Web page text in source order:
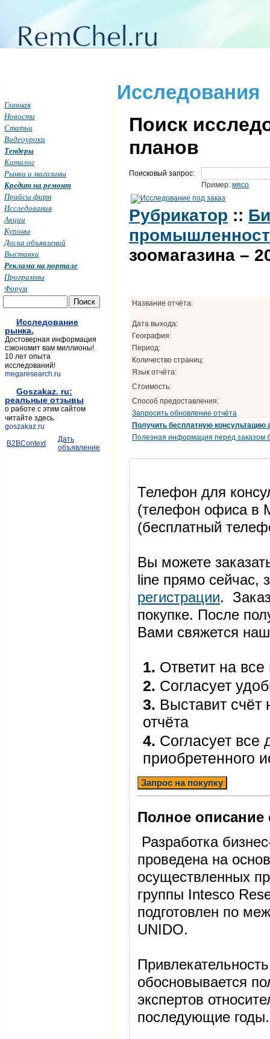
Исследования
Поиск
планов
Поисковый запрос:
Пример: мясо
Рубрикатор ::
зоомагазина –
Название отчёта:
Дата выхода:
География:
Период:
Количество страниц:
Язык отчёта:
Стоимость:
Способ предоставления:
Запросить обновление отчёта
Получить бесплатную консультацию
Полезная информация перед заказом
Телефон для
(телефон офиса в
(бесплатный
Вы можете
line прямо
регистрации.
покупке. После
Вами свяжется
1. Ответит на
2. Согласует
3. Выставит счёт
отчёта
4. Согласует все
приобретенного
Запрос на покупку
Полное описание
Разработка
проведена на
осуществленных
группы Intesco
подготовлен по
UNIDO.
обосновывается
экспертов
последующие годы.
Главная
Новости
Статьи
Видеоуроки
Тендеры
Каталог
Рынки и магазины
Кредит на ремонт
Прайсы фирм
Исследования
Акции
Купоны
Доска объявлений
Выставки
Реклама на портале
Программы
Форум
Исследование
рынка.
Достоверная информация
сэкономит вам миллионы!
10 лет опыта
исследований!
megaresearch.ru
Goszakaz. ru:
реальные отзывы
о работе с этим сайтом
читайте здесь.
goszakaz.ru
B2BContext
Дать
объявление